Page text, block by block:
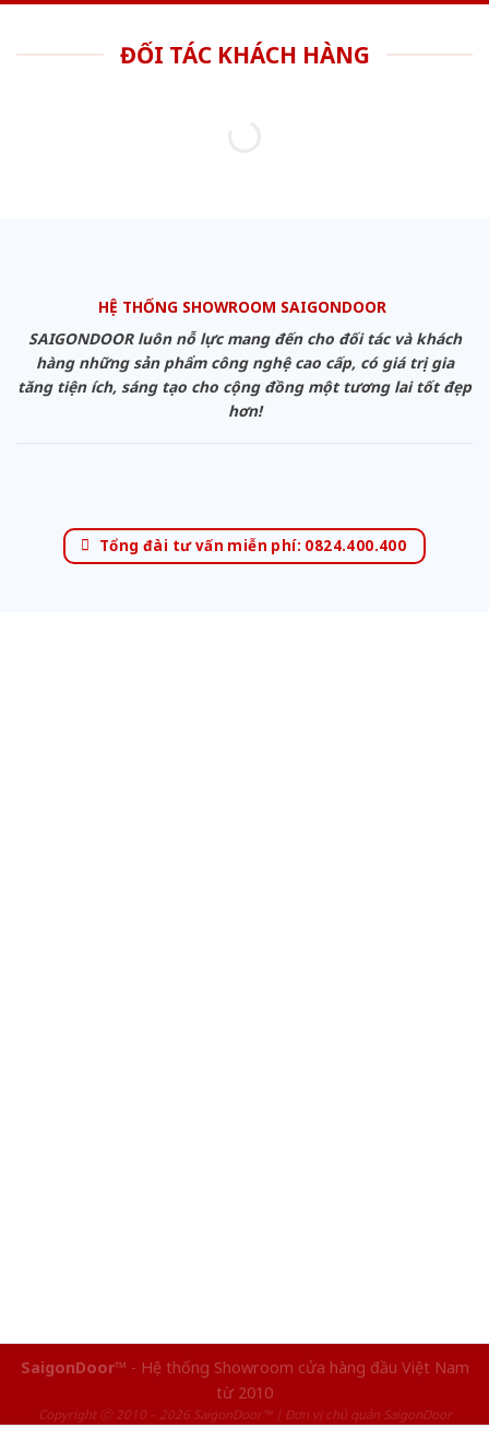
ĐỐI TÁC KHÁCH HÀNG
HỆ THỐNG SHOWROOM SAIGONDOOR
SAIGONDOOR luôn nỗ lực mang đến cho đối tác và khách
hàng những sản phẩm công nghệ cao cấp, có giá trị gia
tăng tiện ích, sáng tạo cho cộng đồng một tương lai tốt đẹp
hơn!
Tổng đài tư vấn miễn phí: 0824.400.400
SaigonDoor™ - Hệ thống Showroom cửa hàng đầu Việt Nam
từ 2010
Copyright ⓒ 2010 – 2026 SaigonDoor™ | Đơn vị chủ quản SaigonDoor